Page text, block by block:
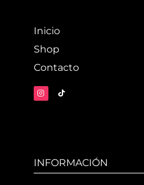
Inicio
Shop
Contacto
INFORMACIÓN